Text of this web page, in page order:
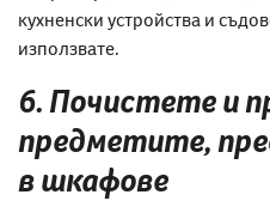
кухненски устройства и
използвате.
6. Почистете и
предметите,
в шкафове